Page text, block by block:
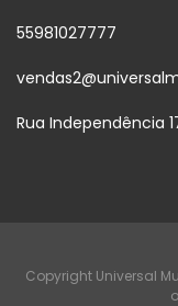
55981027777
Rua Independência
Copyright Universal